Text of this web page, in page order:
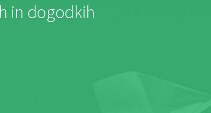
in dogodkih